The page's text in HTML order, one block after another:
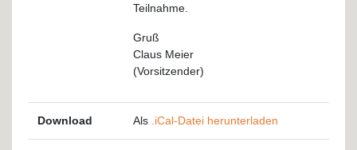
Teilnahme.
Gruß
Claus Meier
(Vorsitzender)
Download Als .iCal-Datei herunterladen